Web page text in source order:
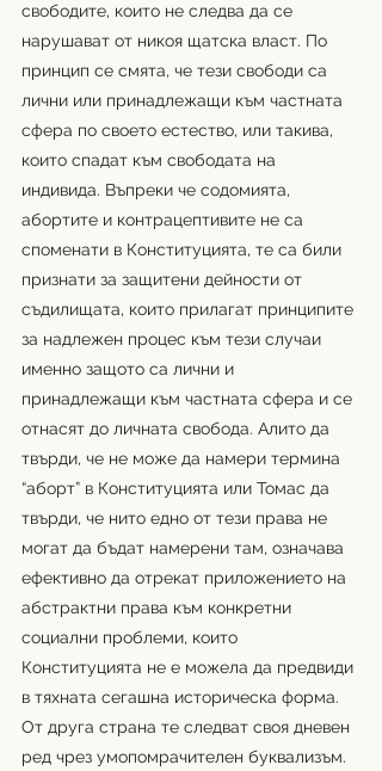
свободите, които не следва да се
нарушават от никоя щатска власт. По
принцип се смята, че тези свободи са
лични или принадлежащи към частната
сфера по своето естество, или такива,
които спадат към свободата на
индивида. Въпреки че содомията,
абортите и контрацептивите не са
споменати в Конституцията, те са били
признати за защитени дейности от
съдилищата, които прилагат принципите
за надлежен процес към тези случаи
именно защото са лични и
принадлежащи към частната сфера и се
отнасят до личната свобода. Алито да
твърди, че не може да намери термина
“аборт” в Конституцията или Томас да
твърди, че нито едно от тези права не
могат да бъдат намерени там, означава
ефективно да отрекат приложението на
абстрактни права към конкретни
социални проблеми, които
Конституцията не е можела да предвиди
в тяхната сегашна историческа форма.
От друга страна те следват своя дневен
ред чрез умопомрачителен буквализъм.